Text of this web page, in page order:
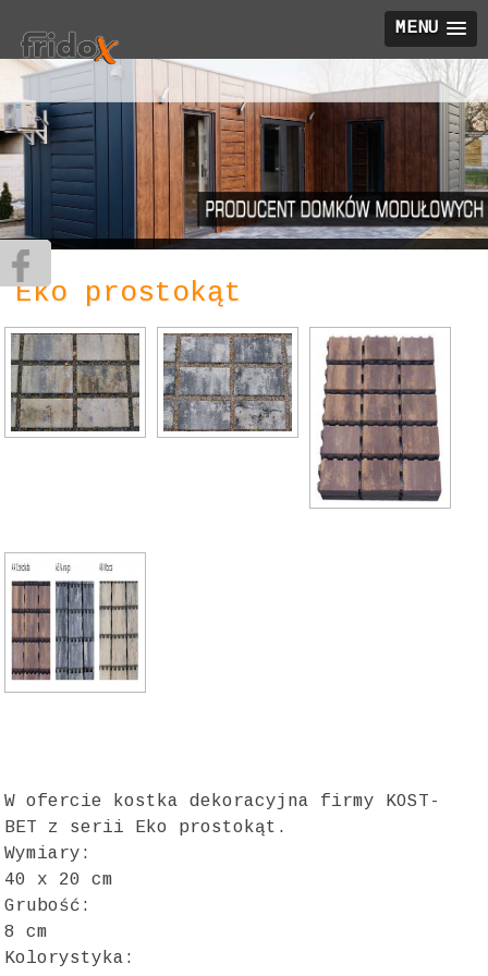
MENU
Eko prostokąt
W ofercie kostka dekoracyjna firmy KOST-
BET z serii Eko prostokąt.
Wymiary:
40 x 20 cm
Grubość:
8 cm
Kolorystyka: